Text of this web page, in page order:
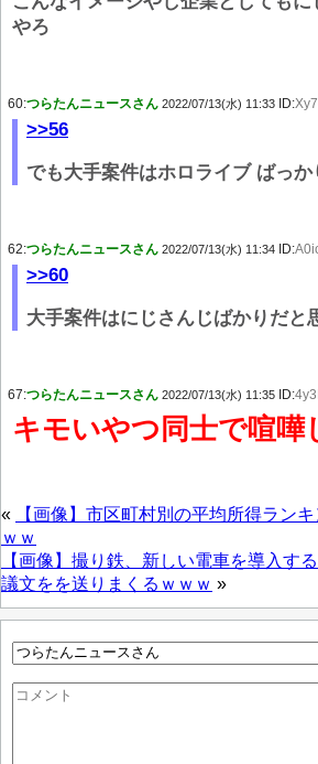
やろ
60:つらたんニュースさん 2022/07/13(水) 11:33 ID:
>>56
でも大手案件はホロライブ ばっ
62:つらたんニュースさん 2022/07/13(水) 11:34 ID:
>>60
大手案件はにじさんじばかりだと
67:つらたんニュースさん 2022/07/13(水) 11:35 ID:
キモいやつ同士で喧嘩
«
【画像】市区町村別の平均所得ラン
ｗｗ
【画像】撮り鉄、新しい電車を導入す
議文をを送りまくるｗｗｗ »